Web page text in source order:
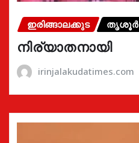
ഇരിങ്ങാലക്കുട തൃശൂർ
നിര്യാതനായി
irinjalakudatimes.com